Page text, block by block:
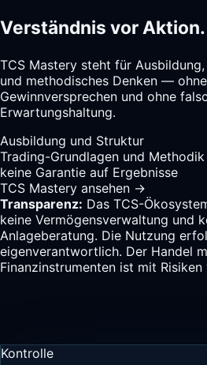
Verständnis vor Aktion.
TCS Mastery steht für
und methodisches Denken — ohne
Gewinnversprechen und ohne
Erwartungshaltung.
Ausbildung und Struktur
Trading-Grundlagen und Methodik
keine Garantie auf Ergebnisse
TCS Mastery ansehen →
Transparenz: Das TCS-
keine Vermögensverwaltung und
Anlageberatung. Die Nutzung
eigenverantwortlich. Der Handel
Finanzinstrumenten ist mit Risiken
Kontrolle